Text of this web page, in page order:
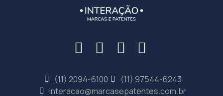
(11) 2094-6100
(11) 97544-6243
interacao@marcasepatentes.com.br